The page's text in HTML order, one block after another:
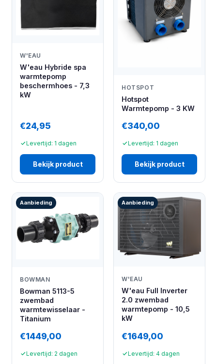
W'EAU
W'eau Hybride spa
warmtepomp
beschermhoes - 7,3
kW
€24,95
Levertijd: 1 dagen
Bekijk product
HOTSPOT
Hotspot
Warmtepomp - 3 KW
€340,00
Levertijd: 1 dagen
Bekijk product
Aanbieding
BOWMAN
Bowman 5113-5
zwembad
warmtewisselaar -
Titanium
€1449,00
Levertijd: 2 dagen
Aanbieding
W'EAU
W'eau Full Inverter
2.0 zwembad
warmtepomp - 10,5
kW
€1649,00
Levertijd: 4 dagen